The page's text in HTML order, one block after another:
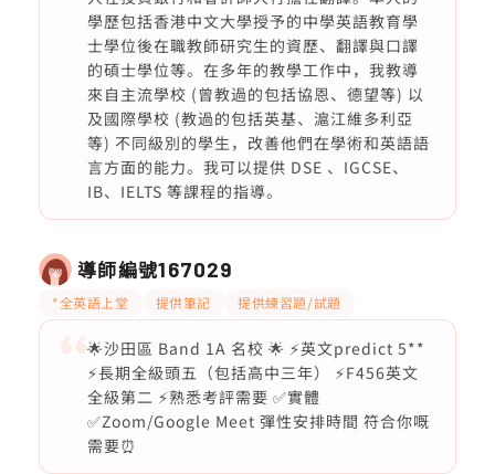
學歷包括香港中文大學授予的中學英語教育學
士學位後在職教師研究生的資歷、翻譯與口譯
的碩士學位等。在多年的教學工作中，我教導
來自主流學校 (曾教過的包括協恩、德望等) 以
及國際學校 (教過的包括英基、滬江維多利亞
等) 不同級別的學生，改善他們在學術和英語語
言方面的能力。我可以提供 DSE 、IGCSE、
IB、IELTS 等課程的指導。
導師編號167029
*全英語上堂 提供筆記 提供練習題/試題
🌟沙田區 Band 1A 名校 🌟 ⚡️英文predict 5**
⚡️長期全級頭五（包括高中三年） ⚡️F456英文
全級第二 ⚡️熟悉考評需要 ✅實體
✅Zoom/Google Meet 彈性安排時間 符合你嘅
需要⏰